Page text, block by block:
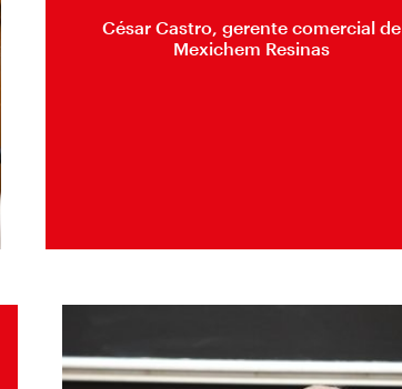
César Castro, gerente comercial de
Mexichem Resinas